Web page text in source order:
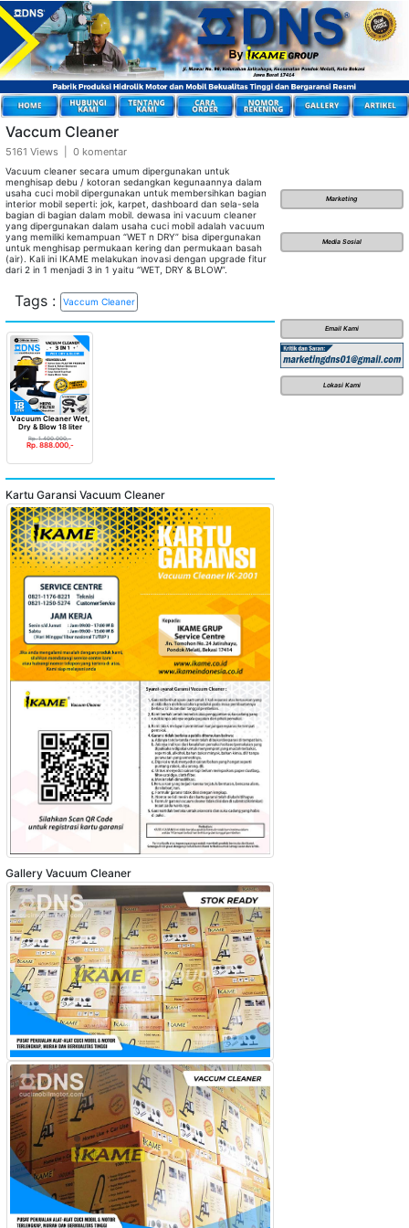
Vaccum Cleaner
5161 Views | 0 komentar
Vacuum cleaner secara umum dipergunakan untuk
menghisap debu / kotoran sedangkan kegunaannya dalam
usaha cuci mobil dipergunakan untuk membersihkan bagian
interior mobil seperti: jok, karpet, dashboard dan sela-sela
bagian di bagian dalam mobil. dewasa ini vacuum cleaner
yang dipergunakan dalam usaha cuci mobil adalah vacuum
yang memiliki kemampuan “WET n DRY” bisa dipergunakan
untuk menghisap permukaan kering dan permukaan basah
(air). Kali ini IKAME melakukan inovasi dengan upgrade fitur
dari 2 in 1 menjadi 3 in 1 yaitu “WET, DRY & BLOW”.
Tags : Vaccum Cleaner
Vacuum Cleaner Wet,
Dry & Blow 18 liter
Rp. 1.400.000,-
Rp. 888.000,-
Kartu Garansi Vacuum Cleaner
Gallery Vacuum Cleaner
Marketing
Media Sosial
Email Kami
Lokasi Kami